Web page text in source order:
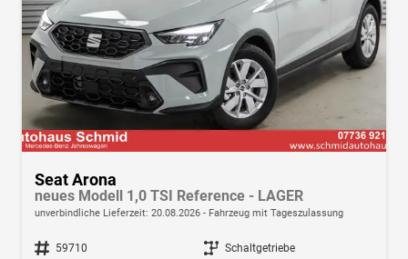
Seat Arona
neues Modell 1,0 TSI Reference - LAGER
unverbindliche Lieferzeit: 20.08.2026 Fahrzeug mit Tageszulassung
Fahrzeugnr. 59710 Getriebe Schaltgetriebe